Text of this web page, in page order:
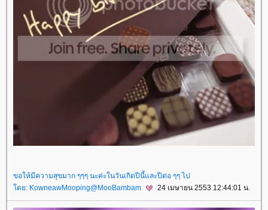
ขอให้มีความสุขมาก ๆๆๆ นะค่ะในวันเกิดปีนี้และปีต่อ ๆๆ ไป
โดย: KowneawMooping@MooBambam 24 เมษายน 2553 12:44:01 น.